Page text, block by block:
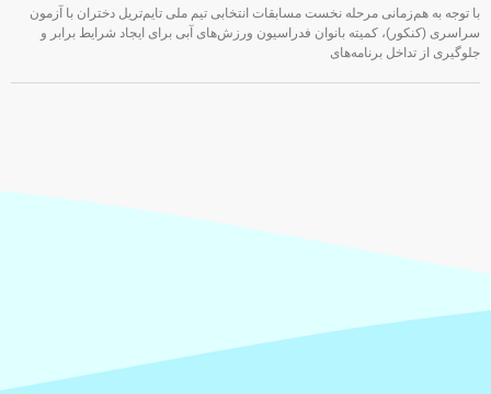
با توجه به هم‌زمانی مرحله نخست مسابقات انتخابی تیم ملی تایم‌تریل دختران با آزمون
سراسری (کنکور)، کمیته بانوان فدراسیون ورزش‌های آبی برای ایجاد شرایط برابر و
جلوگیری از تداخل برنامه‌های